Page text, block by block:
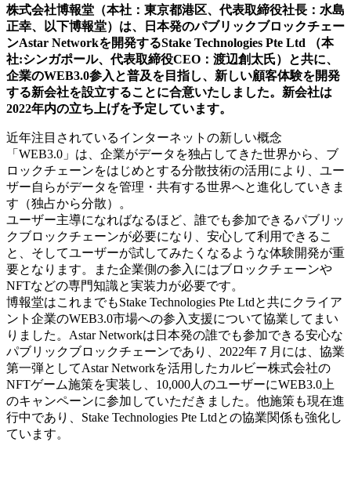
株式会社博報堂（本社：東京都港区、代表取締役社長：水島
正幸、以下博報堂）は、⽇本発のパブリックブロックチェー
ンAstar Networkを開発するStake Technologies Pte Ltd （本
社:シンガポール、代表取締役CEO：渡辺創太氏）と共に、
企業のWEB3.0参入と普及を目指し、新しい顧客体験を開発
する新会社を設立することに合意いたしました。新会社は
2022年内の立ち上げを予定しています。
近年注目されているインターネットの新しい概念
「WEB3.0」は、企業がデータを独占してきた世界から、ブ
ロックチェーンをはじめとする分散技術の活用により、ユー
ザー自らがデータを管理・共有する世界へと進化していきま
す（独占から分散）。
ユーザー主導になればなるほど、誰でも参加できるパブリッ
クブロックチェーンが必要になり、安心して利用できるこ
と、そしてユーザーが試してみたくなるような体験開発が重
要となります。また企業側の参入にはブロックチェーンや
NFTなどの専門知識と実装力が必要です。
博報堂はこれまでもStake Technologies Pte Ltdと共にクライア
ント企業のWEB3.0市場への参入支援について協業してまい
りました。Astar Networkは日本発の誰でも参加できる安心な
パブリックブロックチェーンであり、2022年７月には、協業
第一弾としてAstar Networkを活用したカルビー株式会社の
NFTゲーム施策を実装し、10,000人のユーザーにWEB3.0上
のキャンペーンに参加していただきました。他施策も現在進
行中であり、Stake Technologies Pte Ltdとの協業関係も強化し
ています。